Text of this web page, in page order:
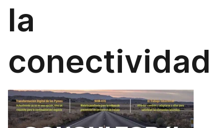
la
conectividad